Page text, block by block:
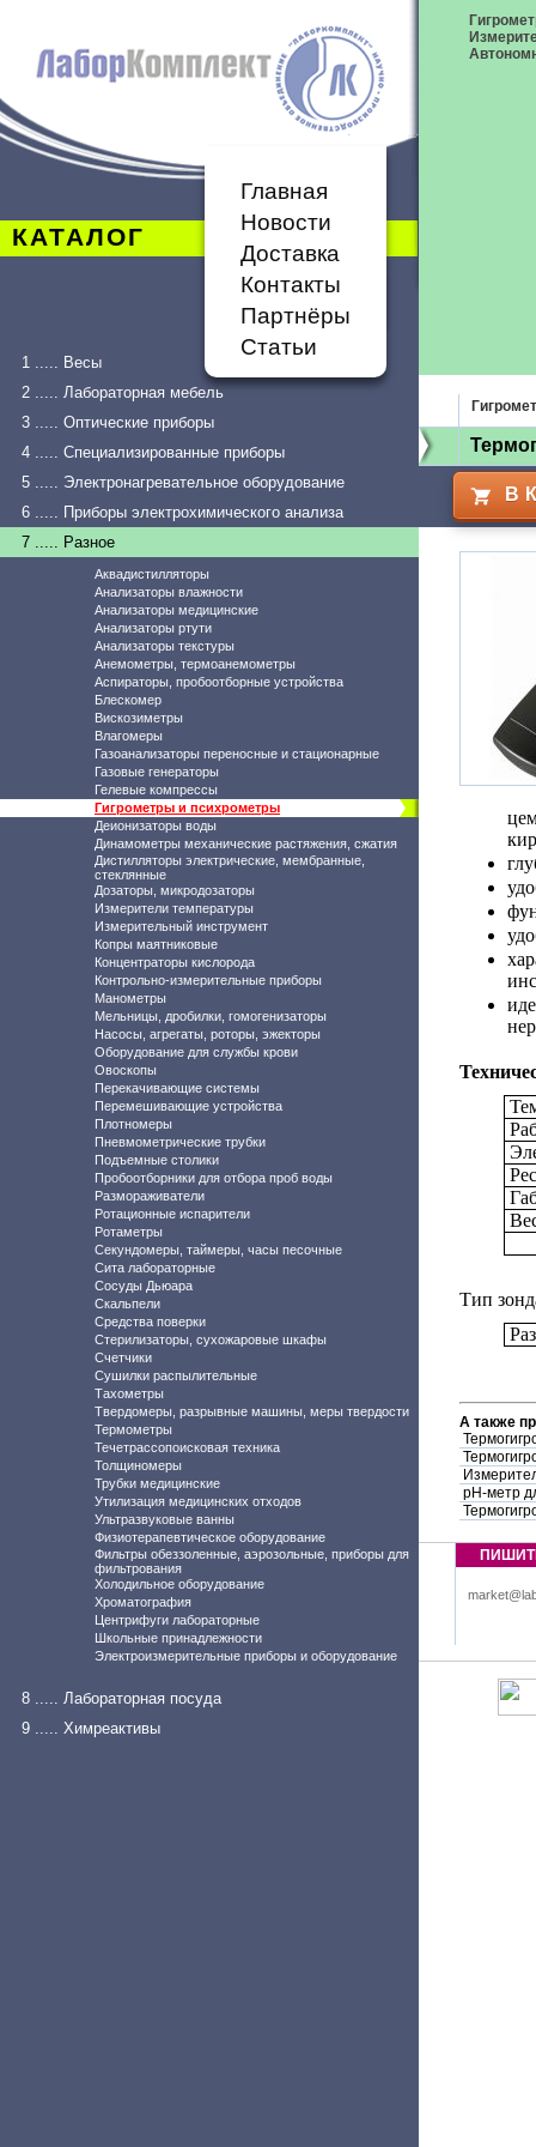
КАТАЛОГ
Главная
Новости
Доставка
Контакты
Партнёры
Статьи
1 ..... Весы
2 ..... Лабораторная мебель
3 ..... Оптические приборы
4 ..... Специализированные приборы
5 ..... Электронагревательное оборудование
6 ..... Приборы электрохимического анализа
7 ..... Разное
Аквадистилляторы
Анализаторы влажности
Анализаторы медицинские
Анализаторы ртути
Анализаторы текстуры
Анемометры, термоанемометры
Аспираторы, пробоотборные устройства
Блескомер
Вискозиметры
Влагомеры
Газоанализаторы переносные и стационарные
Газовые генераторы
Гелевые компрессы
Гигрометры и психрометры
Деионизаторы воды
Динамометры механические растяжения, сжатия
Дистилляторы электрические, мембранные,
стеклянные
Дозаторы, микродозаторы
Измерители температуры
Измерительный инструмент
Копры маятниковые
Концентраторы кислорода
Контрольно-измерительные приборы
Манометры
Мельницы, дробилки, гомогенизаторы
Насосы, агрегаты, роторы, эжекторы
Оборудование для службы крови
Овоскопы
Перекачивающие системы
Перемешивающие устройства
Плотномеры
Пневмометрические трубки
Подъемные столики
Пробоотборники для отбора проб воды
Размораживатели
Ротационные испарители
Ротаметры
Секундомеры, таймеры, часы песочные
Сита лабораторные
Сосуды Дьюара
Скальпели
Средства поверки
Стерилизаторы, сухожаровые шкафы
Счетчики
Сушилки распылительные
Тахометры
Твердомеры, разрывные машины, меры твердости
Термометры
Течетрассопоисковая техника
Толщиномеры
Трубки медицинские
Утилизация медицинских отходов
Ультразвуковые ванны
Физиотерапевтическое оборудование
Фильтры обеззоленные, аэрозольные, приборы для
фильтрования
Холодильное оборудование
Хроматография
Центрифуги лабораторные
Школьные принадлежности
Электроизмерительные приборы и оборудование
8 ..... Лабораторная посуда
9 ..... Химреактивы
В
Тип
А также
рН-метр